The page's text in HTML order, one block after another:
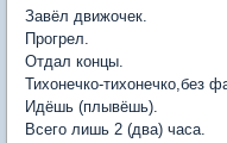
Завёл движочек.
Прогрел.
Отдал концы.
Тихонечко-тихонечко,без
Идёшь (плывёшь).
Всего лишь 2 (два) часа.